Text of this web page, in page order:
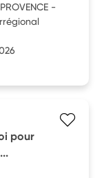
-
pour